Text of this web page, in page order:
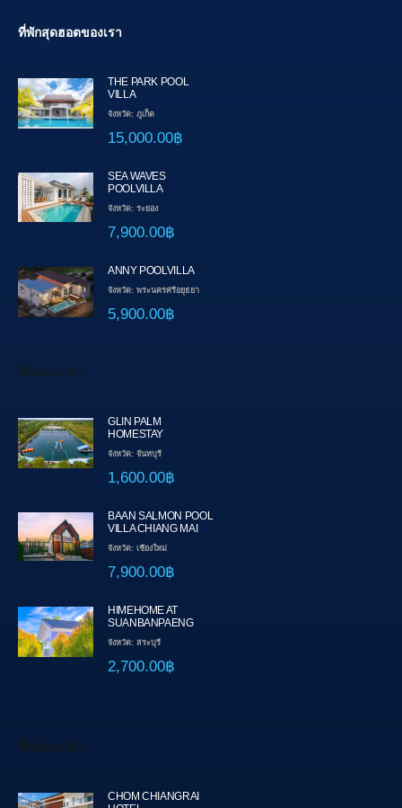
ที่พักสุดฮอตของเรา
THE PARK POOL
VILLA
จังหวัด: ภูเก็ต
15,000.00฿
SEA WAVES
POOLVILLA
จังหวัด: ระยอง
7,900.00฿
ANNY POOLVILLA
จังหวัด: พระนครศรีอยุธยา
5,900.00฿
ที่พักแนะนำ
GLIN PALM
HOMESTAY
จังหวัด: จันทบุรี
1,600.00฿
BAAN SALMON POOL
VILLA CHIANG MAI
จังหวัด: เชียงใหม่
7,900.00฿
HIMEHOME AT
SUANBANPAENG
จังหวัด: สระบุรี
2,700.00฿
ที่พักแนะนำ
CHOM CHIANGRAI